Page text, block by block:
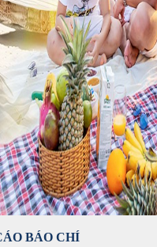
BÁO CHÍ